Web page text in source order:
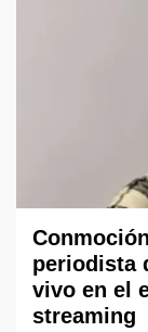
periodista
vivo en el
streaming